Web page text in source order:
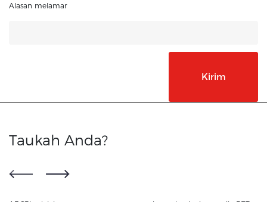
Alasan melamar
Taukah Anda?